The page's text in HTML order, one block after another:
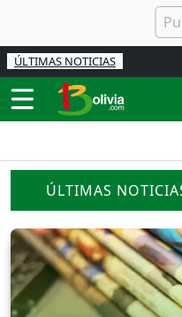
ÚLTIMAS NOTICIAS
ÚLTIMAS